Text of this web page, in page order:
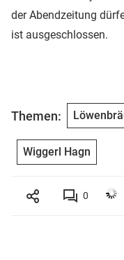
der Abendzeitung
ist ausgeschlossen.
Themen:
Wiggerl Hagn
0